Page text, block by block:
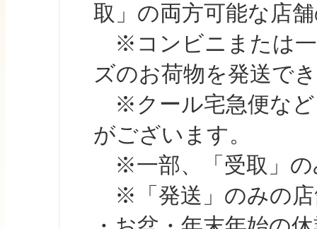
取」の両方可能な店
※コンビニまたは一
ズのお荷物を発送で
※クール宅急便など
がございます。
※一部、「受取」の
※「発送」のみの店